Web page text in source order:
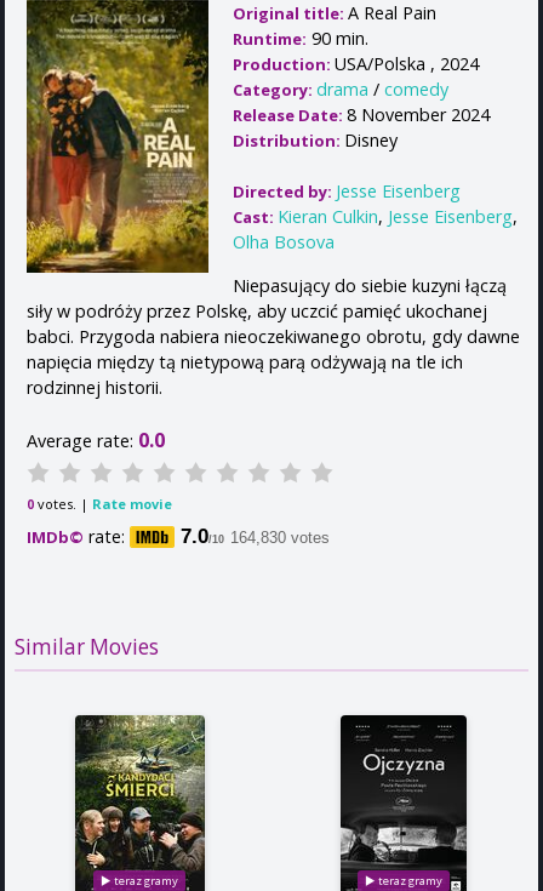
Original title: A Real Pain
Runtime: 90 min.
Production: USA/Polska , 2024
Category: drama / comedy
Release Date: 8 November 2024
Distribution: Disney
Directed by: Jesse Eisenberg
Cast: Kieran Culkin, Jesse Eisenberg,
Olha Bosova
Niepasujący do siebie kuzyni łączą
siły w podróży przez Polskę, aby uczcić pamięć ukochanej
babci. Przygoda nabiera nieoczekiwanego obrotu, gdy dawne
napięcia między tą nietypową parą odżywają na tle ich
rodzinnej historii.
Average rate: 0.0
0 votes. | Rate movie
IMDb© rate: 7.0/10 164,830 votes
Similar Movies